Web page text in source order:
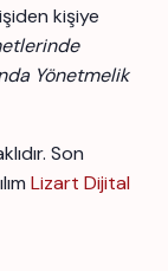
kişiye
Yönetmelik
Son
Lizart Dijital